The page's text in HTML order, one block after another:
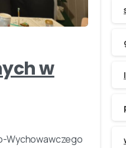
-
w
Wychowawczego